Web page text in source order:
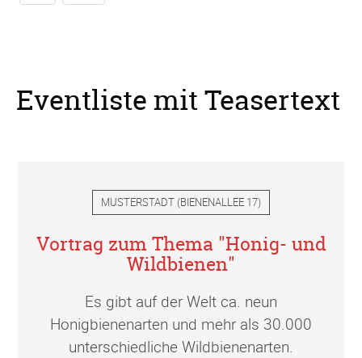
Eventliste mit Teasertext
MUSTERSTADT (BIENENALLEE 17)
Vortrag zum Thema "Honig- und
Wildbienen"
Es gibt auf der Welt ca. neun
Honigbienenarten und mehr als 30.000
unterschiedliche Wildbienenarten.